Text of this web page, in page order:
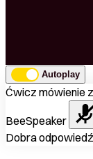
Autoplay
Ćwicz mówienie
BeeSpeaker
Dobra